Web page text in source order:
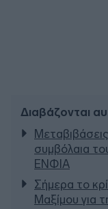
Διαβάζονται
συμβόλαια
ΕΝΦΙΑ
Σήμερα το
Μαξίμου για